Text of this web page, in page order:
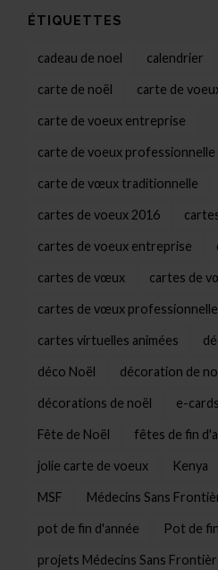
ÉTIQUETTES
cadeau de noel calendrier
carte de noël carte de
carte de voeux entreprise
carte de voeux professionnelle
carte de vœux traditionnelle
cartes de voeux 2016
cartes de voeux entreprise
cartes de vœux cartes de
cartes de vœux
cartes virtuelles animées
déco Noël décoration de
décorations de noël e-
Fête de Noël fêtes de fin
jolie carte de voeux Kenya
MSF Médecins Sans
pot de fin d'année Pot de
projets Médecins Sans